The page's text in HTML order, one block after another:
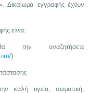
Δικαίωμα εγγραφής έχουν
είναι:
αναζητήσετε
)
καλή υγεία, σωματική,